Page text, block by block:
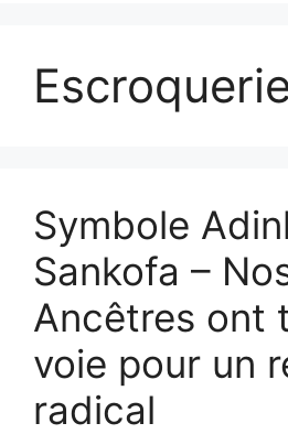
Symbole
Sankofa –
Ancêtres ont
voie pour un
radical